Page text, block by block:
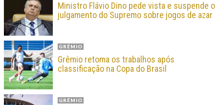
Ministro Flávio Dino pede vista e suspende o
julgamento do Supremo sobre jogos de azar
GRÊMIO
Grêmio retoma os trabalhos após
classificação na Copa do Brasil
GRÊMIO